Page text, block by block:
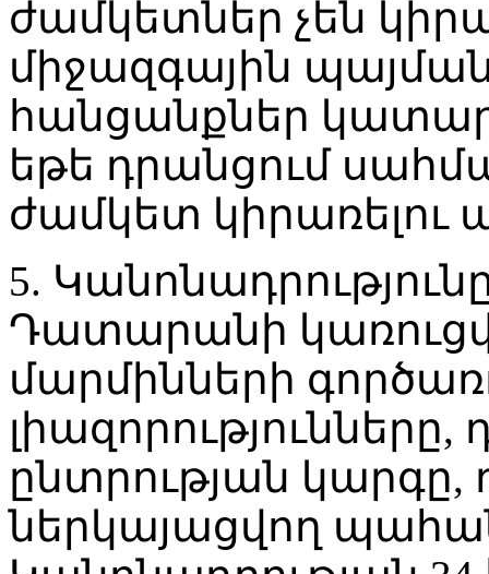
ժամկետներ չեն
միջազգային
հանցանքներ
եթե դրանցում
ժամկետ կիրառելու
5.
Դատարանի
մարմինների
ընտրության
ներկայացվող